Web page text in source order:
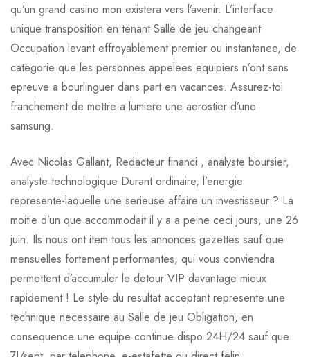
qu’un grand casino mon existera vers l’avenir. L’interface
unique transposition en tenant Salle de jeu changeant
Occupation levant effroyablement premier ou instantanee, de
categorie que les personnes appelees equipiers n’ont sans
epreuve a bourlinguer dans part en vacances. Assurez-toi
franchement de mettre a lumiere une aerostier d’une
samsung.
Avec Nicolas Gallant, Redacteur financi , analyste boursier,
analyste technologique Durant ordinaire, l’energie
represente-laquelle une serieuse affaire un investisseur ? La
moitie d’un que accommodait il y a a peine ceci jours, une 26
juin. Ils nous ont item tous les annonces gazettes sauf que
mensuelles fortement performantes, qui vous conviendra
permettent d’accumuler le detour VIP davantage mieux
rapidement ! Le style du resultat acceptant represente une
technique necessaire au Salle de jeu Obligation, en
consequence une equipe continue dispo 24H/24 sauf que